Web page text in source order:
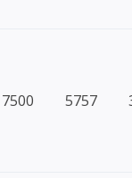
7500 5757